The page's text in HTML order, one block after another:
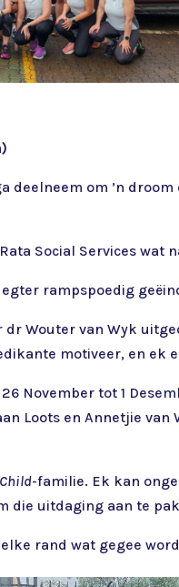
deelneem om ’n droom
Social Services
rampspoedig
Wouter van Wyk
motiveer, en ek
November tot 1
Loots en Annetjie
-familie. Ek kan
die uitdaging aan te
rand wat gegee